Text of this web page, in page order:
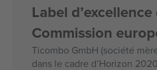
Label
Commission
Ticombo GmbH (société
dans le cadre d’Horizon